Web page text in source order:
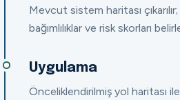
Mevcut sistem haritası çıkarılır;
bağımlılıklar ve risk skorları
Uygulama
Önceliklendirilmiş yol haritası